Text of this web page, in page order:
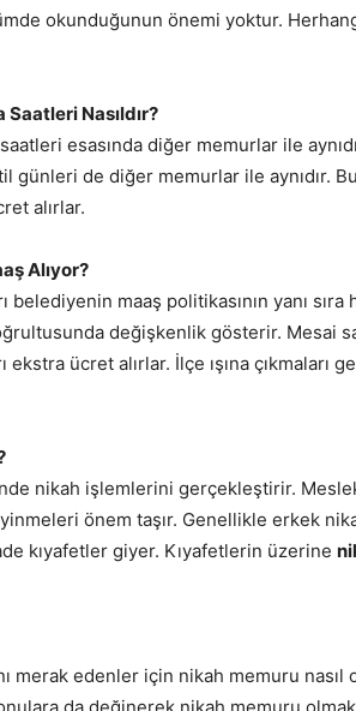
okunduğunun önemi yoktur.
Saatleri Nasıldır?
esasında diğer memurlar ile
günleri de diğer memurlar ile aynıdır.
alırlar.
Alıyor?
maaş politikasının yanı sıra
değişkenlik gösterir. Mesai
ücret alırlar. İlçe ışına çıkmaları
nikah işlemlerini gerçekleştirir.
önem taşır. Genellikle erkek
kıyafetler giyer. Kıyafetlerin üzerine
merak edenler için nikah memuru nasıl